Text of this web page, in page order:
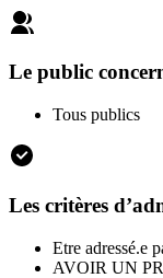
Le public
Tous publics
Les critères
Etre adressé.e
AVOIR UN